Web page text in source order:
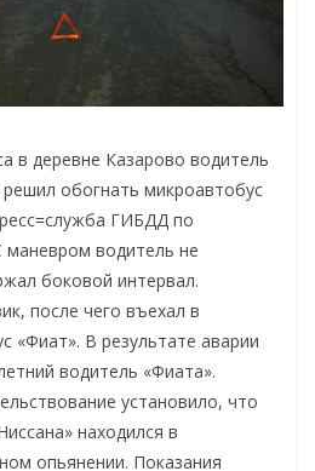
в деревне Казарово водитель
обогнать микроавтобус
ГИБДД по
водитель не
боковой интервал.
после чего въехал в
«Фиат». В результате аварии
водитель «Фиата».
установило, что
находился в
опьянении. Показания